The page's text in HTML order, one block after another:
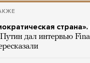
дал интервью